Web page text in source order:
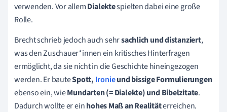
verwenden. Vor allemDialektespielten dabei eine große
Rolle.
Brecht schrieb jedoch auch sehrsachlich und distanziert,
was den Zuschauer*innen ein kritisches Hinterfragen
ermöglicht, da sie nicht in die Geschichte hineingezogen
werden. Er bauteSpott, Ironieund bissige Formulierungen
ebenso ein, wieMundarten (= Dialekte) und Bibelzitate.
Dadurch wollte er einhohes Maß an Realitäterreichen.